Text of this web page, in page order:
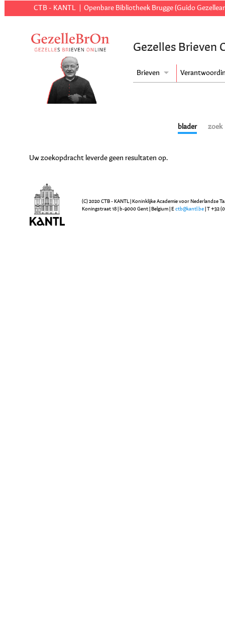
CTB - KANTL Openbare Bibliotheek Brugge (Guido
Gezelles Brieven
Brieven
blader zoek
Uw zoekopdracht leverde geen resultaten op.
(C) 2020 CTB - KANTL | Koninklijke Academie voor Nederlandse
Koningstraat 18 | b-9000 Gent | Belgium | E ctb@kantl.be | T +32